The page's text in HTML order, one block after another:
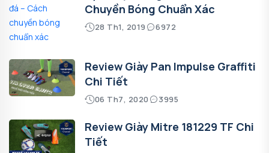
Chuyền Bóng Chuẩn Xác
28 Th1, 2019 6972
Review Giày Pan Impulse Graffiti
Chi Tiết
06 Th7, 2020 3995
Review Giày Mitre 181229 TF Chi
Tiết